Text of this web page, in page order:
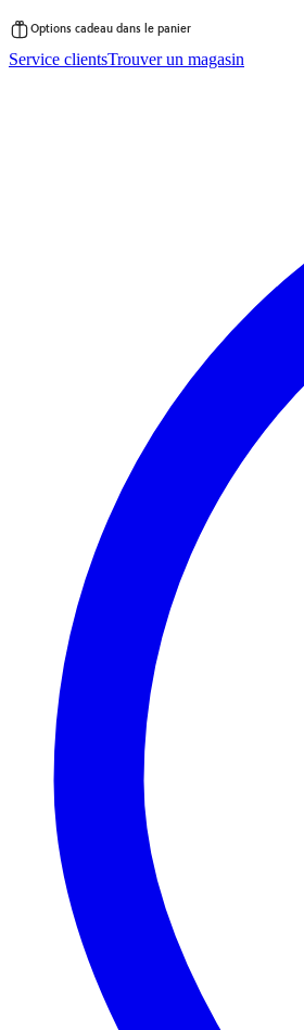
au
Options cadeau dans le panier
Service clientsTrouver un magasin